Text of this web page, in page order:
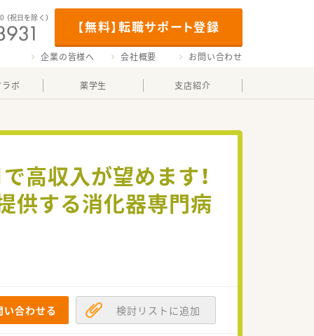
【無料】転職サポート登録
（祝日を除く）
企業の皆様へ 会社概要 お問い合わせ
ボ 薬学生 支店紹介
高収入が望めます！
供する消化器専門病
合わせる 検討リストに追加